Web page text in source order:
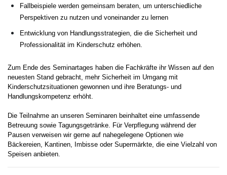
Fallbeispiele werden gemeinsam beraten, um unterschiedliche
Perspektiven zu nutzen und voneinander zu lernen
Entwicklung von Handlungsstrategien, die die Sicherheit und
Professionalität im Kinderschutz erhöhen.
Zum Ende des Seminartages haben die Fachkräfte ihr Wissen auf den
neuesten Stand gebracht, mehr Sicherheit im Umgang mit
Kinderschutzsituationen gewonnen und ihre Beratungs- und
Handlungskompetenz erhöht.
Die Teilnahme an unseren Seminaren beinhaltet eine umfassende
Betreuung sowie Tagungsgetränke. Für Verpflegung während der
Pausen verweisen wir gerne auf nahegelegene Optionen wie
Bäckereien, Kantinen, Imbisse oder Supermärkte, die eine Vielzahl von
Speisen anbieten.